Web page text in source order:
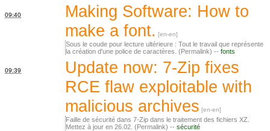
09:40
Making Software: How to
make a font.
Sous le coude pour lecture ultérieure : Tout le travail que représente
la création d'une police de caractères. (Permalink) -- fonts
09:39
Update now: 7-Zip fixes
RCE flaw exploitable with
malicious archives
Faille de sécurité dans 7-Zip dans le traitement des fichiers XZ.
Mettez à jour en 26.02. (Permalink) -- sécurité